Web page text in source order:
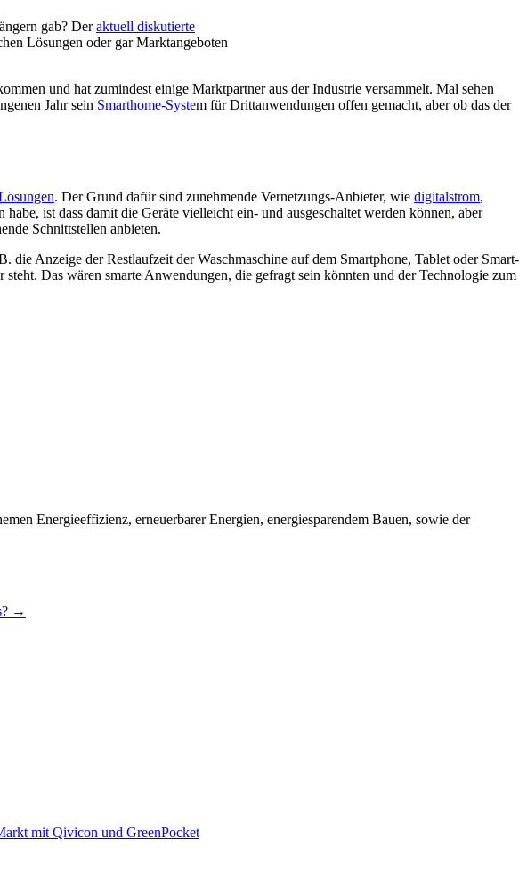
gab? Deraktuell diskutierte
Lösungen oder gar Marktangeboten
und hat zumindest einige Marktpartner aus der Industrie versammelt. Mal sehen
Jahr sein Smarthome-System für Drittanwendungen offen gemacht, aber ob das der
. Der Grund dafür sind zunehmende Vernetzungs-Anbieter, wie digitalstrom,
ist dass damit die Geräte vielleicht ein- und ausgeschaltet werden können, aber
Schnittstellen anbieten.
Anzeige der Restlaufzeit der Waschmaschine auf dem Smartphone, Tablet oder Smart-
Das wären smarte Anwendungen, die gefragt sein könnten und der Technologie zum
Energieeffizienz, erneuerbarer Energien, energiesparendem Bauen, sowie der
→
mit Qivicon und GreenPocket